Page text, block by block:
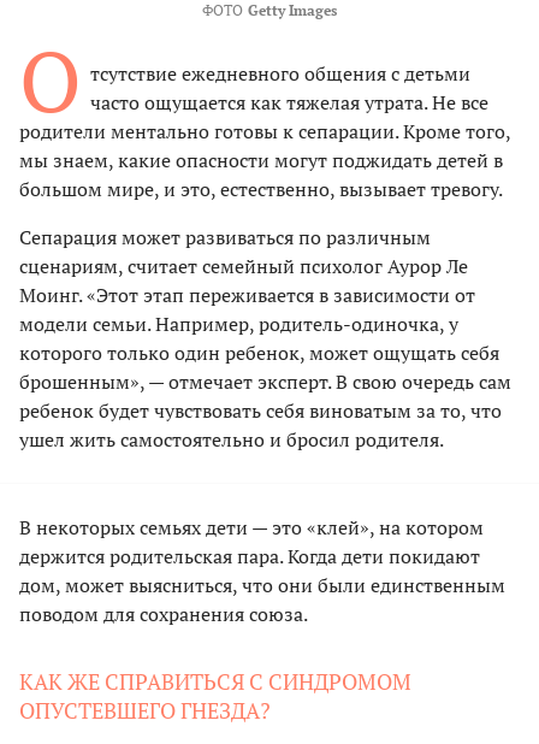
ФОТО Getty Images
О тсутствие ежедневного общения с детьми
часто ощущается как тяжелая утрата. Не все
родители ментально готовы к сепарации. Кроме того,
мы знаем, какие опасности могут поджидать детей в
большом мире, и это, естественно, вызывает тревогу.
Сепарация может развиваться по различным
сценариям, считает семейный психолог Аурор Ле
Моинг. «Этот этап переживается в зависимости от
модели семьи. Например, родитель-одиночка, у
которого только один ребенок, может ощущать себя
брошенным», — отмечает эксперт. В свою очередь сам
ребенок будет чувствовать себя виноватым за то, что
ушел жить самостоятельно и бросил родителя.
В некоторых семьях дети — это «клей», на котором
держится родительская пара. Когда дети покидают
дом, может выясниться, что они были единственным
поводом для сохранения союза.
КАК ЖЕ СПРАВИТЬСЯ С СИНДРОМОМ
ОПУСТЕВШЕГО ГНЕЗДА?